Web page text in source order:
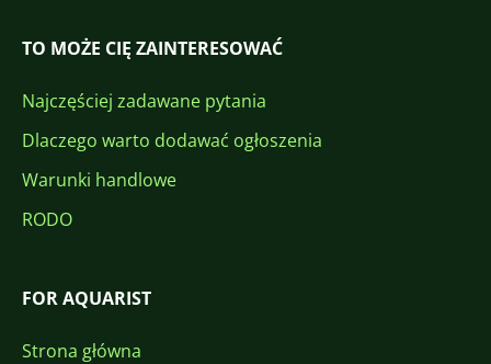
TO MOŻE CIĘ ZAINTERESOWAĆ
Najczęściej zadawane pytania
Dlaczego warto dodawać ogłoszenia
Warunki handlowe
RODO
FOR AQUARIST
Strona główna